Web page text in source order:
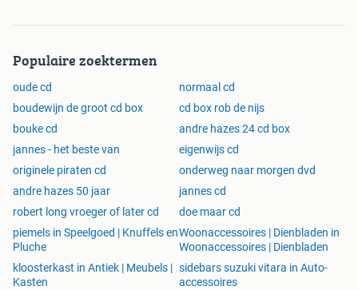
Populaire zoektermen
oude cd
normaal cd
boudewijn de groot cd box
cd box rob de nijs
bouke cd
andre hazes 24 cd box
jannes - het beste van
eigenwijs cd
originele piraten cd
onderweg naar morgen dvd
andre hazes 50 jaar
jannes cd
robert long vroeger of later cd
doe maar cd
piemels in Speelgoed | Knuffels en
Pluche
Woonaccessoires | Dienbladen in
Woonaccessoires | Dienbladen
kloosterkast in Antiek | Meubels |
Kasten
sidebars suzuki vitara in Auto-
accessoires